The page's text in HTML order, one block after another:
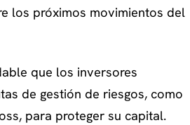
los próximos movimientos del
que los inversores
de gestión de riesgos, como
para proteger su capital.